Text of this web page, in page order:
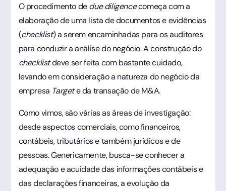
O procedimento dedue diligencecomeça com a
elaboração de uma lista de documentos e evidências
(checklist) a serem encaminhadas para os auditores
para conduzir a análise do negócio. A construção do
checklistdeve ser feita com bastante cuidado,
levando em consideração a natureza do negócio da
empresa Targete da transação de M&A.
Como vimos, são várias as áreas de investigação:
desde aspectos comerciais, como financeiros,
contábeis, tributários e também jurídicos e de
pessoas. Genericamente, busca-se conhecer a
adequação e acuidade das informações contábeis e
das declarações financeiras, a evolução da